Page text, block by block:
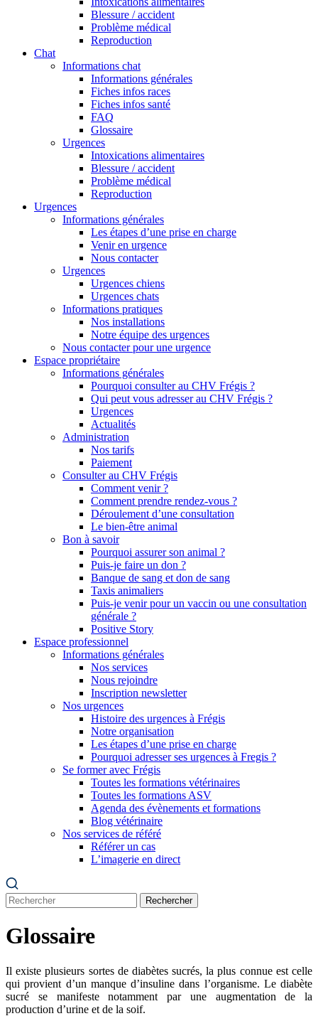
Blessure / accident
Problème médical
Reproduction
Chat
Informations chat
Informations générales
Fiches infos races
Fiches infos santé
FAQ
Glossaire
Urgences
Intoxications alimentaires
Blessure / accident
Problème médical
Reproduction
Urgences
Informations générales
Les étapes d’une prise en charge
Venir en urgence
Nous contacter
Urgences
Urgences chiens
Urgences chats
Informations pratiques
Nos installations
Notre équipe des urgences
Nous contacter pour une urgence
Espace propriétaire
Informations générales
Pourquoi consulter au CHV Frégis ?
Qui peut vous adresser au CHV Frégis ?
Urgences
Actualités
Administration
Nos tarifs
Paiement
Consulter au CHV Frégis
Comment venir ?
Comment prendre rendez-vous ?
Déroulement d’une consultation
Le bien-être animal
Bon à savoir
Pourquoi assurer son animal ?
Puis-je faire un don ?
Banque de sang et don de sang
Taxis animaliers
Puis-je venir pour un vaccin ou une consultation
générale ?
Positive Story
Espace professionnel
Informations générales
Nos services
Nous rejoindre
Inscription newsletter
Nos urgences
Histoire des urgences à Frégis
Notre organisation
Les étapes d’une prise en charge
Pourquoi adresser ses urgences à Fregis ?
Se former avec Frégis
Toutes les formations vétérinaires
Toutes les formations ASV
Agenda des évènements et formations
Blog vétérinaire
Nos services de référé
Référer un cas
L’imagerie en direct
Rechercher
Glossaire
Il existe plusieurs sortes de diabètes sucrés, la plus connue est celle
qui provient d’un manque d’insuline dans l’organisme. Le diabète
sucré se manifeste notamment par une augmentation de la
production d’urine et de la soif.